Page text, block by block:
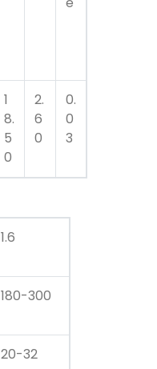
1
8.
5
0
2.
6
0
0.
0
3
1.6
180-300
20-32